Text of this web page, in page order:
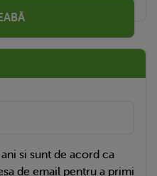
si sunt de acord ca
de email pentru a primi